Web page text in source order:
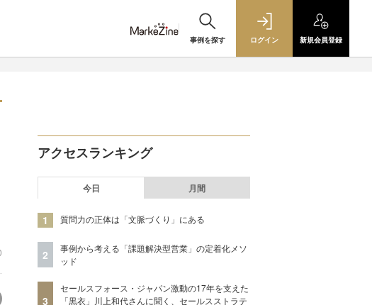
事例を探す ログイン 新規会員登録
アクセスランキング
今日 月間
1 質問力の正体は「文脈づくり」にある
2
事例から考える「課題解決型営業」の定着化メソ
ッド
3
セールスフォース・ジャパン激動の17年を支えた
「黒衣」川上和代さんに聞く、セールスストラテ